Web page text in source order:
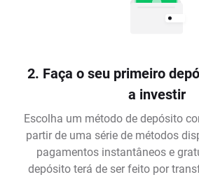
2. Faça o seu primeiro
a investir
Escolha um método de depósito
partir de uma série de métodos
pagamentos instantâneos e
depósito terá de ser feito por